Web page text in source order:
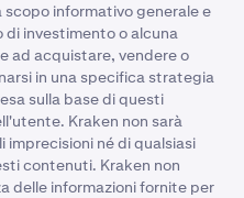
informativo generale e
investimento o alcuna
ad acquistare, vendere o
in una specifica strategia
sulla base di questi
Kraken non sarà
né di qualsiasi
contenuti. Kraken non
delle informazioni fornite per